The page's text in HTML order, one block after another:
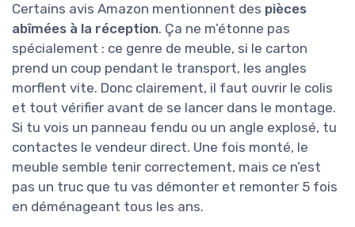
Certains avis Amazon mentionnent des pièces
abîmées à la réception. Ça ne m’étonne pas
spécialement : ce genre de meuble, si le carton
prend un coup pendant le transport, les angles
morflent vite. Donc clairement, il faut ouvrir le colis
et tout vérifier avant de se lancer dans le montage.
Si tu vois un panneau fendu ou un angle explosé, tu
contactes le vendeur direct. Une fois monté, le
meuble semble tenir correctement, mais ce n’est
pas un truc que tu vas démonter et remonter 5 fois
en déménageant tous les ans.